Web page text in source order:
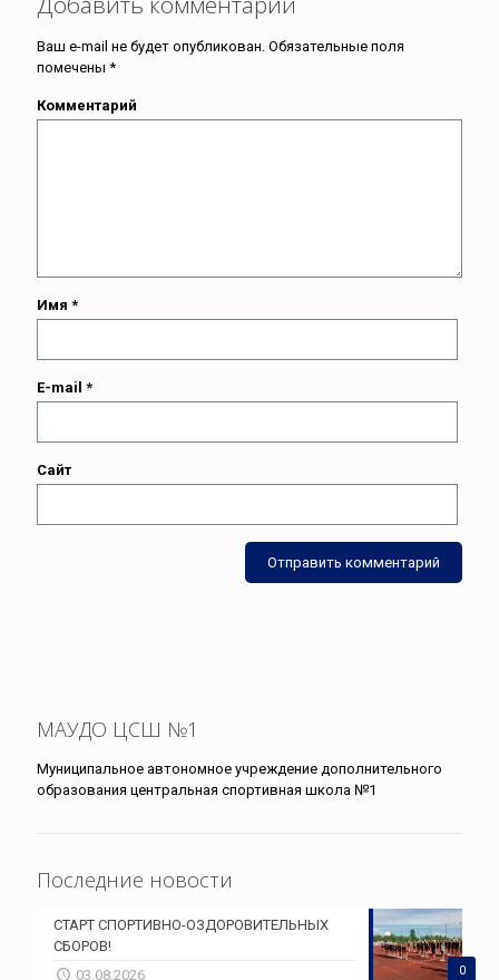
Ваш e-mail не будет опубликован. Обязательные поля
помечены *
Комментарий
Имя *
E-mail *
Сайт
МАУДО ЦСШ №1
Муниципальное автономное учреждение дополнительного
образования центральная спортивная школа №1
Последние новости
0
СТАРТ СПОРТИВНО-ОЗДОРОВИТЕЛЬНЫХ
СБОРОВ!
03.08.2026